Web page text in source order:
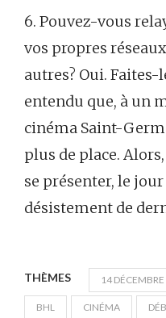
6. Pouvez-vous
vos propres
autres? Oui.
entendu que, à un
cinéma Saint-
plus de place.
se présenter, le
désistement de
THÈMES 14 DÉCEMBRE
BHL CINÉMA